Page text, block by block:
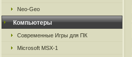
Neo-Geo
Компьютеры
Современные Игры для ПК
Microsoft MSX-1